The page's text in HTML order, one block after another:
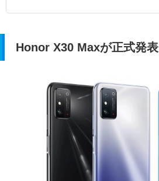
Honor X30 Maxが正式発表